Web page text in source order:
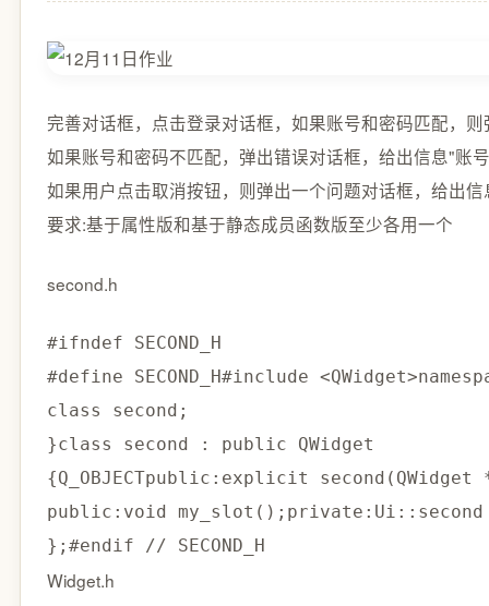
完善对话框，点击登录对话框，如果账号和密码匹配，
如果账号和密码不匹配，弹出错误对话框，给出信息"账
如果用户点击取消按钮，则弹出一个问题对话框，给出
要求:基于属性版和基于静态成员函数版至少各用一个
second.h
#ifndef
SECOND_H
#define SECOND_H#include <QWidget>
class
second ;
}class second : public
QWidget
{Q_OBJECTpublic : explicit second ( QWidget
public : void my_slot ( ) ; private : Ui ::
} ; #endif // SECOND_H
Widget.h